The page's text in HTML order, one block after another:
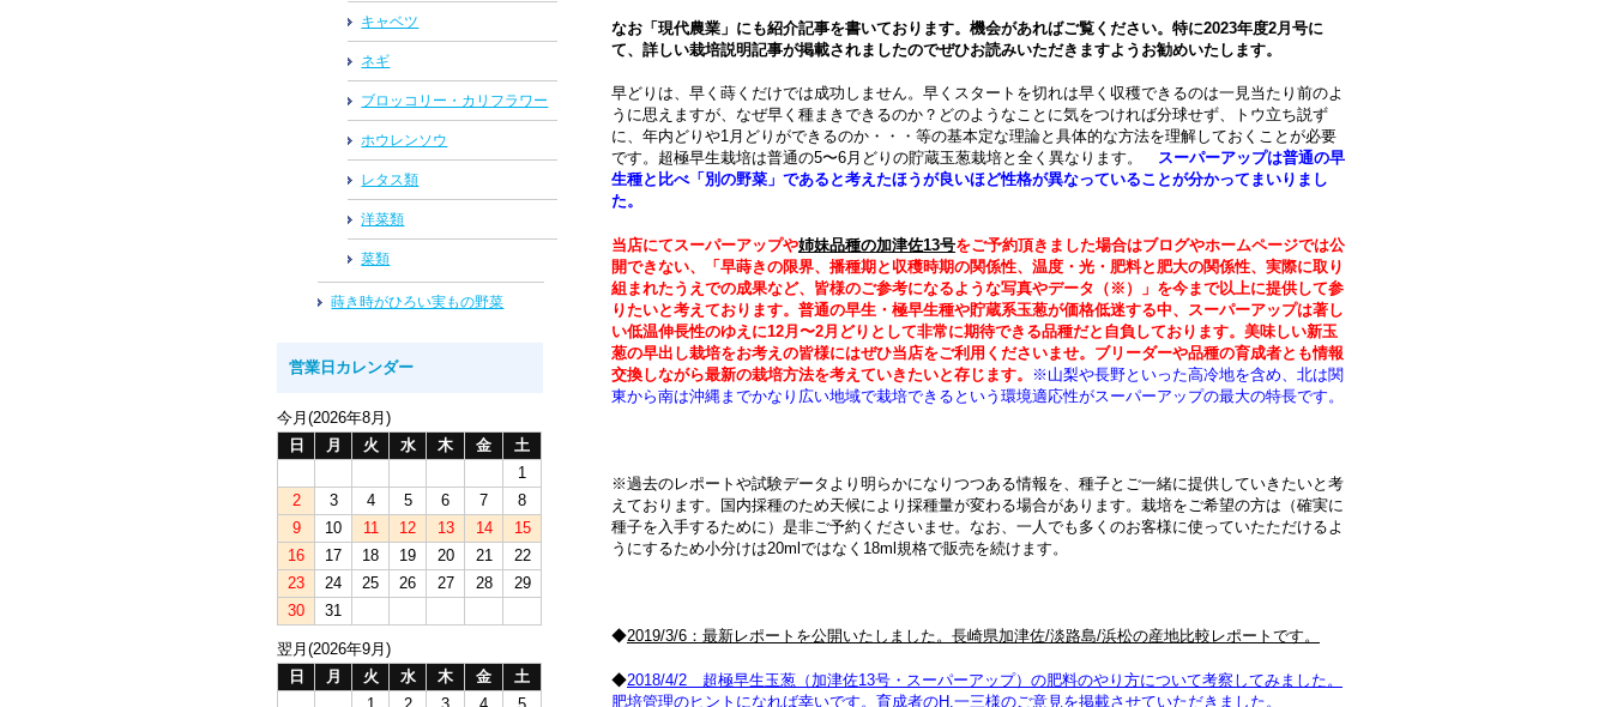
なお「現代農業」にも紹介記事を書いております。機会があればご覧ください。特に2023年度2月号に
て、詳しい栽培説明記事が掲載されましたのでぜひお読みいただきますようお勧めいたします。
早どりは、早く蒔くだけでは成功しません。早くスタートを切れは早く収穫できるのは一見当たり前のよ
うに思えますが、なぜ早く種まきできるのか？どのようなことに気をつければ分球せず、トウ立ち説ず
に、年内どりや1月どりができるのか・・・等の基本定な理論と具体的な方法を理解しておくことが必要
です。超極早生栽培は普通の5〜6月どりの貯蔵玉葱栽培と全く異なります。 スーパーアップは普通の早
生種と比べ「別の野菜」であると考えたほうが良いほど性格が異なっていることが分かってまいりまし
た。
当店にてスーパーアップや姉妹品種の加津佐13号をご予約頂きました場合はブログやホームページでは公
開できない、「早蒔きの限界、播種期と収穫時期の関係性、温度・光・肥料と肥大の関係性、実際に取り
組まれたうえでの成果など、皆様のご参考になるような写真やデータ（※）」を今まで以上に提供して参
りたいと考えております。普通の早生・極早生種や貯蔵系玉葱が価格低迷する中、スーパーアップは著し
い低温伸長性のゆえに12月〜2月どりとして非常に期待できる品種だと自負しております。美味しい新玉
葱の早出し栽培をお考えの皆様にはぜひ当店をご利用くださいませ。ブリーダーや品種の育成者とも情報
交換しながら最新の栽培方法を考えていきたいと存じます。
※山梨や長野といった高冷地を含め、北は関
東から南は沖縄までかなり広い地域で栽培できるという環境適応性がスーパーアップの最大の特長です。
※過去のレポートや試験データより明らかになりつつある情報を、種子とご一緒に提供していきたいと考
えております。国内採種のため天候により採種量が変わる場合があります。栽培をご希望の方は（確実に
種子を入手するために）是非ご予約くださいませ。なお、一人でも多くのお客様に使っていたただけるよ
うにするため小分けは20mlではなく18ml規格で販売を続けます。
◆2019/3/6：最新レポートを公開いたしました。長崎県加津佐/淡路島/浜松の産地比較レポートです。
◆2018/4/2 超極早生玉葱（加津佐13号・スーパーアップ）の肥料のやり方について考察してみました。
肥培管理のヒントになれば幸いです。育成者のH.一三様のご意見を掲載させていただきました。
キャベツ
ネギ
ブロッコリー・カリフラワー
ホウレンソウ
レタス類
洋菜類
菜類
蒔き時がひろい実もの野菜
営業日カレンダー
今月(2026年8月)
日
月 火 水 木 金
土
1
2
3 4 5 6 7
8
9
10 11 12 13 14
15
16
17 18 19 20 21
22
23
24 25 26 27 28
29
30
31
翌月(2026年9月)
日
月 火 水 木 金
土